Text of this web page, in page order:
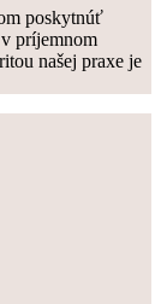
poskytnúť
príjemnom
našej praxe je